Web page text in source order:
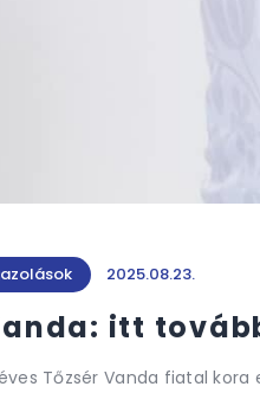
2025.08.23.
itt
Tőzsér Vanda fiatal